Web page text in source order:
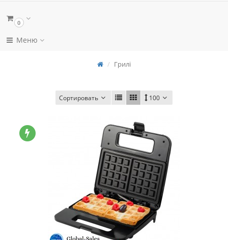
0
Меню
Грилі
Сортировать 100